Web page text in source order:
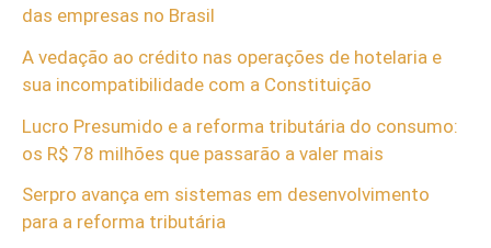
das empresas no Brasil
A vedação ao crédito nas operações de hotelaria e
sua incompatibilidade com a Constituição
Lucro Presumido e a reforma tributária do consumo:
os R$ 78 milhões que passarão a valer mais
Serpro avança em sistemas em desenvolvimento
para a reforma tributária